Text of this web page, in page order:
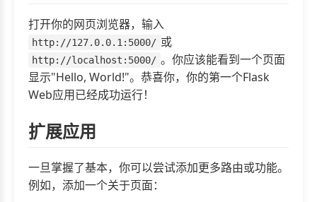
打开你的网页浏览器，输入
http://127.0.0.1:5000/ 或
http://localhost:5000/ 。你应该能看到一个页面
显示"Hello, World!"。恭喜你，你的第一个Flask
Web应用已经成功运行！
扩展应用
一旦掌握了基本，你可以尝试添加更多路由或功能。
例如，添加一个关于页面：